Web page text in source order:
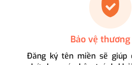
Bảo vệ
Đăng ký tên miền sẽ giúp